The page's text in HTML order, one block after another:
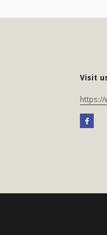
Visit
https://